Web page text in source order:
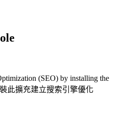
(SEO) by installing the
裝此擴充建立搜索引擎優化